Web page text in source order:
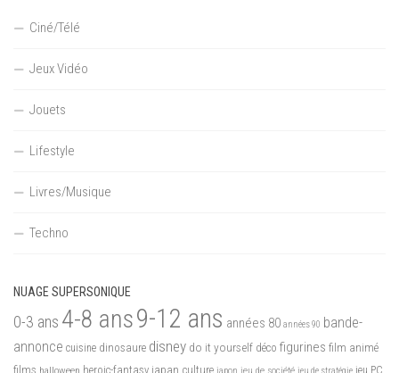
Ciné/Télé
Jeux Vidéo
Jouets
Lifestyle
Livres/Musique
Techno
NUAGE SUPERSONIQUE
0-3 ans 4-8 ans9-12 ans années 80 années 90 bande-
annonce cuisine dinosaure disney do it yourself déco figurines film animé
films halloween heroic-fantasy japan culture japon jeu de société jeu PC